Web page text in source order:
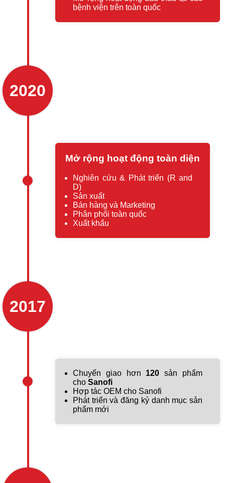
bệnh viện trên toàn quốc
2020
Mở rộng hoạt động toàn diện
Nghiên cứu & Phát triển (R and
D)
Sản xuất
Bán hàng và Marketing
Phân phối toàn quốc
Xuất khẩu
2017
Chuyển giao hơn 120 sản phẩm
cho Sanofi
Hợp tác OEM cho Sanofi
Phát triển và đăng ký danh mục sản
phẩm mới